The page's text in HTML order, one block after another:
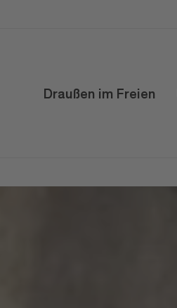
Draußen im Freien